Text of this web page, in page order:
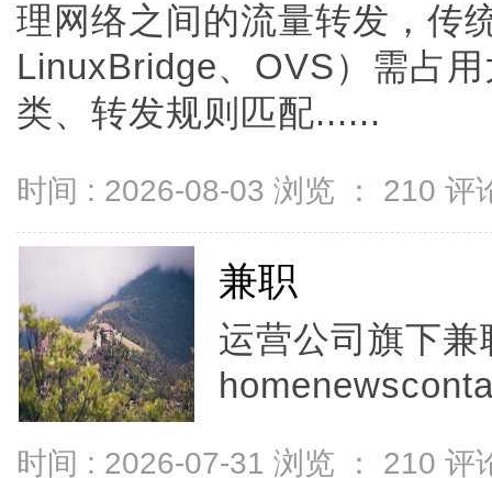
理网络之间的流量转发，传
LinuxBridge、OVS）需占
类、转发规则匹配......
时间 : 2026-08-03 浏览 ： 210 评
兼职
运营公司旗下兼
时间 : 2026-07-31 浏览 ： 210 评